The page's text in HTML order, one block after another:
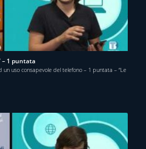
– 1 puntata
un uso consapevole del telefono – 1 puntata – “Le